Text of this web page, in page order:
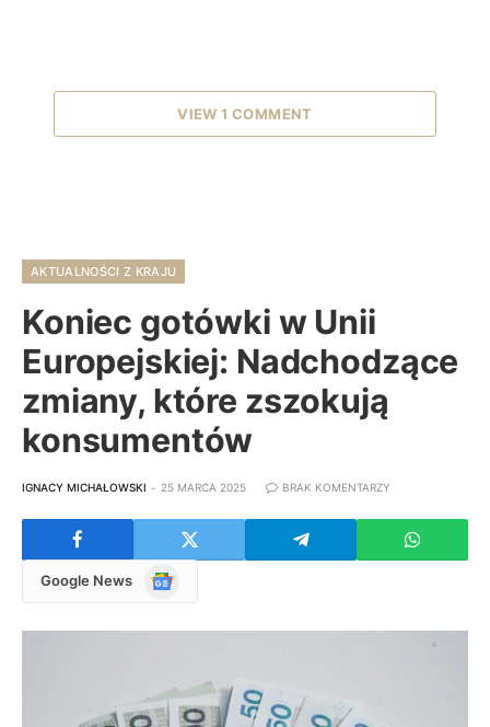
VIEW 1 COMMENT
AKTUALNOŚCI Z KRAJU
Koniec gotówki w Unii
Europejskiej: Nadchodzące
zmiany, które zszokują
konsumentów
IGNACY MICHAŁOWSKI 25 MARCA 2025 BRAK KOMENTARZY
Google News
Google